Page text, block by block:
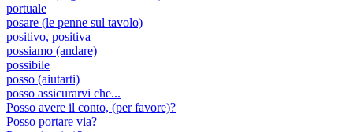
portuale
posare (le penne sul tavolo)
positivo, positiva
possiamo (andare)
possibile
posso (aiutarti)
posso assicurarvi che...
Posso avere il conto, (per favore)?
Posso portare via?